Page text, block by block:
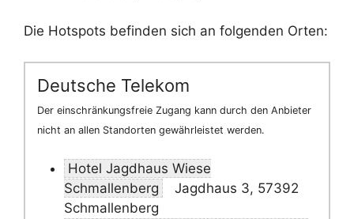
Die Hotspots befinden sich an folgenden Orten:
Deutsche Telekom
Der einschränkungsfreie Zugang kann durch den Anbieter
nicht an allen Standorten gewährleistet werden.
Hotel Jagdhaus Wiese
Schmallenberg
Jagdhaus 3, 57392
Schmallenberg